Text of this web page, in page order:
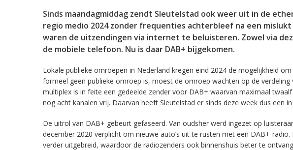
Sinds maandagmiddag zendt Sleutelstad ook weer uit in de
regio medio 2024 zonder frequenties achterbleef na een
waren de uitzendingen via internet te beluisteren. Zowel via
de mobiele telefoon. Nu is daar DAB+ bijgekomen.
Lokale publieke omroepen in Nederland kregen eind 2024 de mogelijkheid
formeel geen publieke omroep is, moest de omroep wachten op de verdeling
multiplex is in feite een gedeelde zender voor DAB+ waarvan maximaal
nog acht kanalen vrij. Daarvan heeft Sleutelstad er sinds deze week dus een in
De uitrol van DAB+ gebeurt gefaseerd. Van oudsher werd ingezet op
december 2020 verplicht om nieuwe auto’s uit te rusten met een DAB+-
verder uitgebreid, waardoor de radiozenders ook binnenshuis beter te